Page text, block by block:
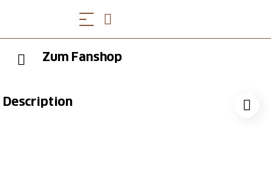
Zum Fanshop
Description